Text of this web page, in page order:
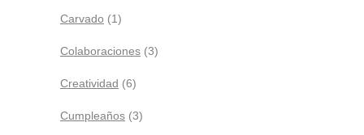
Carvado (1)
Colaboraciones (3)
Creatividad (6)
Cumpleaños (3)